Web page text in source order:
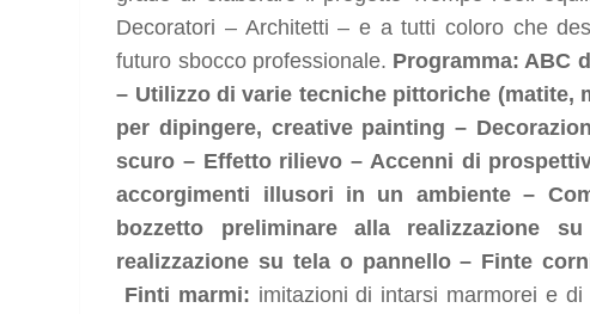
Decoratori – Architetti – e a tutti coloro che
futuro sbocco professionale. Programma: ABC
– Utilizzo di varie tecniche pittoriche (matite,
per dipingere, creative painting –
scuro – Effetto rilievo – Accenni di
accorgimenti illusori in un ambiente –
bozzetto preliminare alla realizzazione
realizzazione su tela o pannello – Finte
Finti marmi: imitazioni di intarsi marmorei e